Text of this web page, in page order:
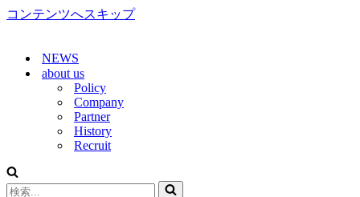
コンテンツへスキップ
NEWS
about us
Policy
Company
Partner
History
Recruit
検